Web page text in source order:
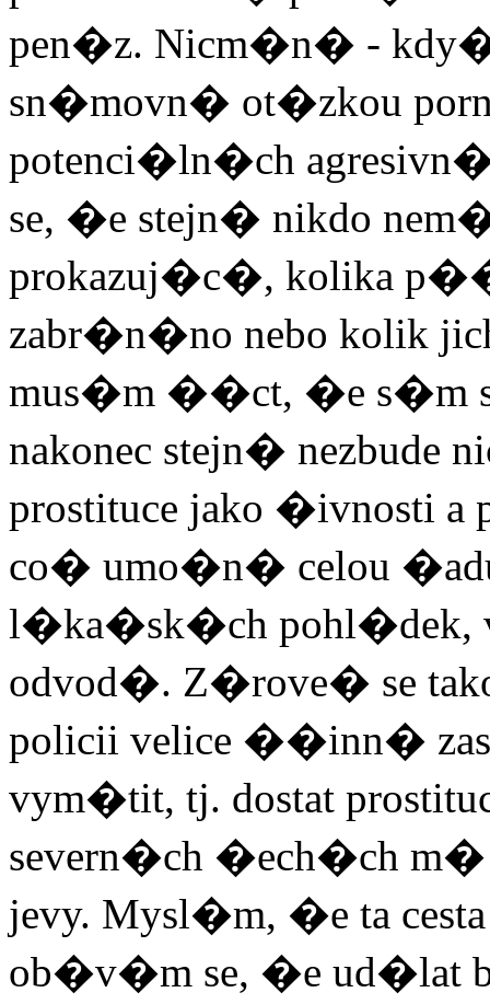
pen�z. Nicm�n� - kdy�
sn�movn� ot�zkou
potenci�ln�ch
se, �e stejn� nikdo
prokazuj�c�, kolika
zabr�n�no nebo kolik
mus�m ��ct, �e s�m
nakonec stejn�
prostituce jako �ivnosti a
co� umo�n� celou
l�ka�sk�ch pohl�dek,
odvod�. Z�rove� se
policii velice ��inn�
vym�tit, tj. dostat
severn�ch �ech�ch
jevy. Mysl�m, �e ta
ob�v�m se, �e ud�lat